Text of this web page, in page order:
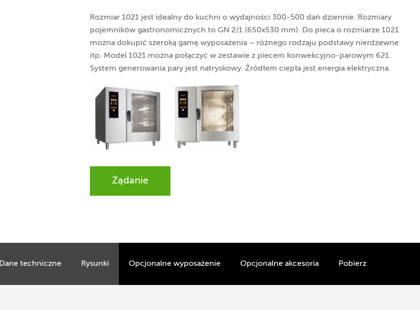
Rozmiar 1021 jest idealny do kuchni o wydajności 300-500 dań dziennie. Rozmiary
pojemników gastronomicznych to GN 2/1 (650x530 mm). Do pieca o rozmiarze 1021
można dokupić szeroką gamę wyposażenia – różnego rodzaju podstawy nierdzewne
itp. Model 1021 można połączyć w zestawie z piecem konwekcyjno-parowym 621.
System generowania pary jest natryskowy. Źródłem ciepła jest energia elektryczna.
Żądanie
Dane techniczne Rysunki Opcjonalne wyposażenie Opcjonalne akcesoria Pobierz